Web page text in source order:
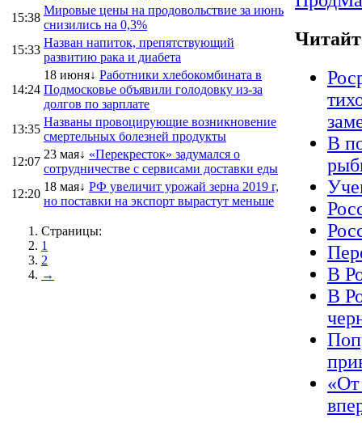
15:38
Мировые цены на продовольствие за июнь
снизились на 0,3%
15:33
Назван напиток, препятствующий
развитию рака и диабета
14:24
18 июня↓ Работники хлебокомбината в
Подмосковье объявили голодовку из-за
долгов по зарплате
13:35
Названы провоцирующие возникновение
смертельных болезней продукты
12:07
23 мая↓ «Перекресток» задумался о
сотрудничестве с сервисами доставки еды
12:20
18 мая↓ РФ увеличит урожай зерна 2019 г,
но поставки на экспорт вырастут меньше
Страницы:
1
2
→
В
В
В